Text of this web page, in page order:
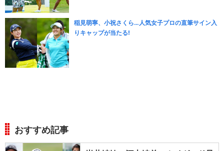
稲見萌寧、小祝さくら…人気女子プロの直筆サイン入
りキャップが当たる!
おすすめ記事